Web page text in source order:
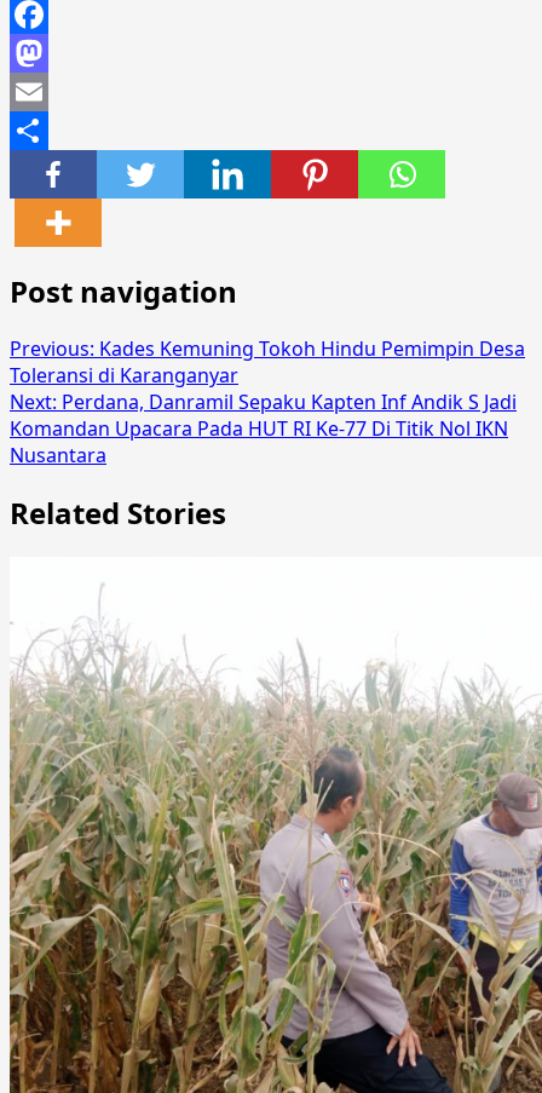
Facebook
Mastodon
Email
Share
Post navigation
Previous: Kades Kemuning Tokoh Hindu Pemimpin Desa
Toleransi di Karanganyar
Next: Perdana, Danramil Sepaku Kapten Inf Andik S Jadi
Komandan Upacara Pada HUT RI Ke-77 Di Titik Nol IKN
Nusantara
Related Stories